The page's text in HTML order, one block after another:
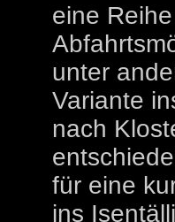
eine Reihe
unter
Variante
nach
für eine
ins